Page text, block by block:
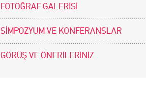
FOTOĞRAF GALERİSİ
SİMPOZYUM VE KONFERANSLAR
GÖRÜŞ VE ÖNERİLERİNİZ